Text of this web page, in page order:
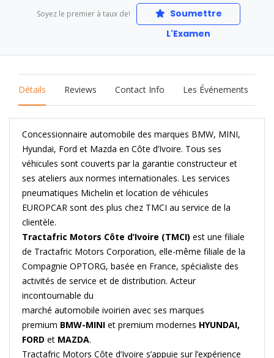
Soyez le premier à taux de!
Soumettre
L'Examen
Détails Reviews Contact Info Les Événements
Concessionnaire automobile des marques BMW, MINI,
Hyundai, Ford et Mazda en Côte d’Ivoire. Tous ses
véhicules sont couverts par la garantie constructeur et
ses ateliers aux normes internationales. Les services
pneumatiques Michelin et location de véhicules
EUROPCAR sont des plus chez TMCI au service de la
clientèle.
Tractafric Motors Côte d’Ivoire (TMCI) est une filiale
de Tractafric Motors Corporation, elle-même filiale de la
Compagnie OPTORG, basée en France, spécialiste des
activités de service et de distribution. Acteur
incontournable du
marché automobile ivoirien avec ses marques
premium BMW-MINI et premium modernes HYUNDAI,
FORD et MAZDA.
Tractafric Motors Côte d’Ivoire s’appuie sur l’expérience